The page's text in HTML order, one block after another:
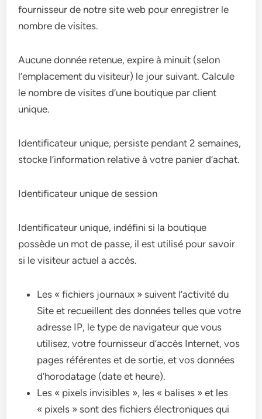
fournisseur de notre site web pour enregistrer le
nombre de visites.
Aucune donnée retenue, expire à minuit (selon
l’emplacement du visiteur) le jour suivant. Calcule
le nombre de visites d’une boutique par client
unique.
Identificateur unique, persiste pendant 2 semaines,
stocke l’information relative à votre panier d’achat.
Identificateur unique de session
Identificateur unique, indéfini si la boutique
possède un mot de passe, il est utilisé pour savoir
si le visiteur actuel a accès.
Les « fichiers journaux » suivent l’activité du
Site et recueillent des données telles que votre
adresse IP, le type de navigateur que vous
utilisez, votre fournisseur d’accès Internet, vos
pages référentes et de sortie, et vos données
d’horodatage (date et heure).
Les « pixels invisibles », les « balises » et les
« pixels » sont des fichiers électroniques qui